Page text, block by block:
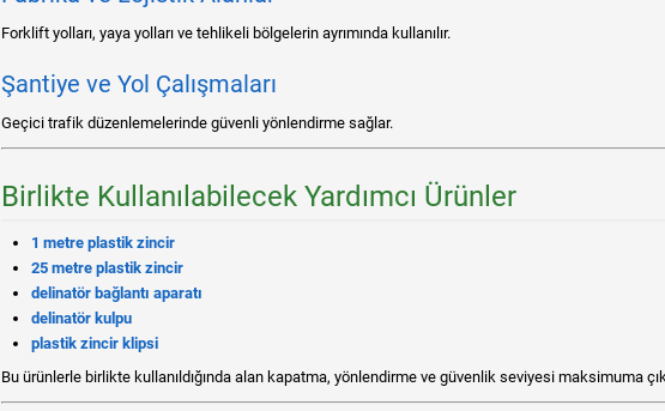
Forklift yolları, yaya yolları ve tehlikeli bölgelerin ayrımında kullanılır.
Şantiye ve Yol Çalışmaları
Geçici trafik düzenlemelerinde güvenli yönlendirme sağlar.
Birlikte Kullanılabilecek Yardımcı Ürünler
1 metre plastik zincir
25 metre plastik zincir
delinatör bağlantı aparatı
delinatör kulpu
plastik zincir klipsi
Bu ürünlerle birlikte kullanıldığında alan kapatma, yönlendirme ve güvenlik seviyesi maksimuma